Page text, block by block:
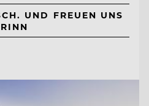
UND FREUEN UNS